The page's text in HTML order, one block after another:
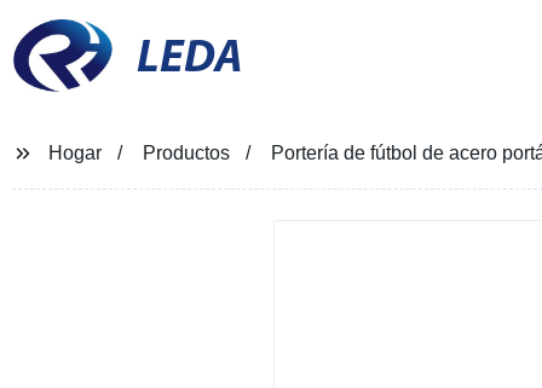
LEDA
Hogar Productos Portería de fútbol de acero